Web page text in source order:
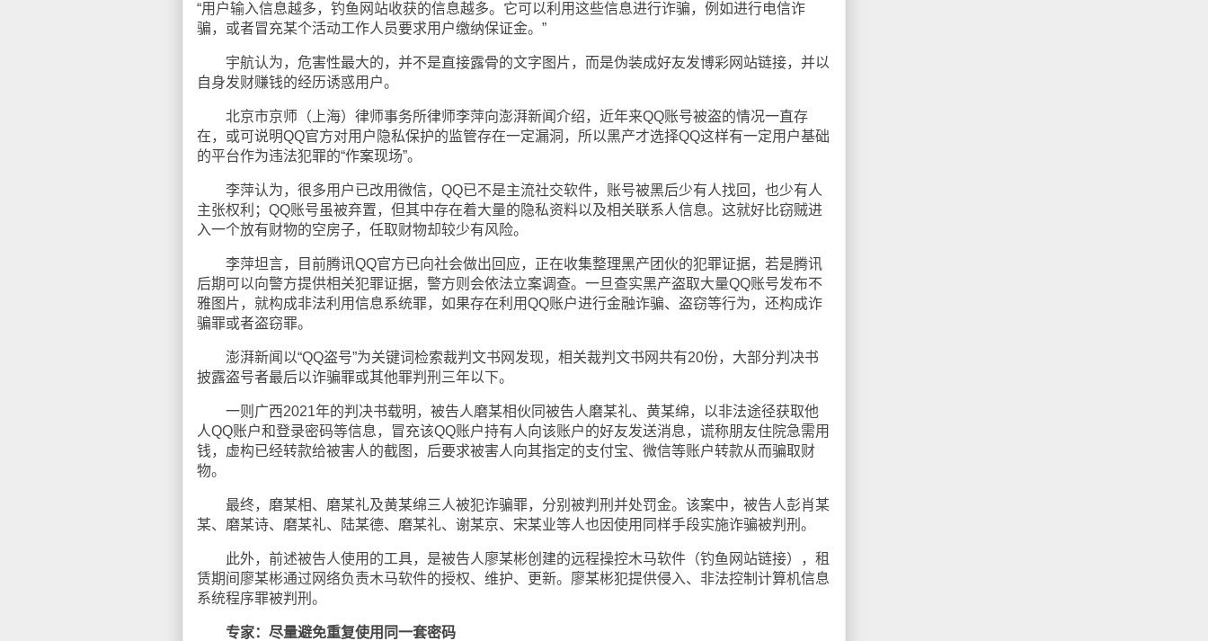
“用户输入信息越多，钓鱼网站收获的信息越多。它可以利用这些信息进行诈骗，例如进行电信诈
骗，或者冒充某个活动工作人员要求用户缴纳保证金。”
宇航认为，危害性最大的，并不是直接露骨的文字图片，而是伪装成好友发博彩网站链接，并以
自身发财赚钱的经历诱惑用户。
北京市京师（上海）律师事务所律师李萍向澎湃新闻介绍，近年来QQ账号被盗的情况一直存
在，或可说明QQ官方对用户隐私保护的监管存在一定漏洞，所以黑产才选择QQ这样有一定用户基础
的平台作为违法犯罪的“作案现场”。
李萍认为，很多用户已改用微信，QQ已不是主流社交软件，账号被黑后少有人找回，也少有人
主张权利；QQ账号虽被弃置，但其中存在着大量的隐私资料以及相关联系人信息。这就好比窃贼进
入一个放有财物的空房子，任取财物却较少有风险。
李萍坦言，目前腾讯QQ官方已向社会做出回应，正在收集整理黑产团伙的犯罪证据，若是腾讯
后期可以向警方提供相关犯罪证据，警方则会依法立案调查。一旦查实黑产盗取大量QQ账号发布不
雅图片，就构成非法利用信息系统罪，如果存在利用QQ账户进行金融诈骗、盗窃等行为，还构成诈
骗罪或者盗窃罪。
澎湃新闻以“QQ盗号”为关键词检索裁判文书网发现，相关裁判文书网共有20份，大部分判决书
披露盗号者最后以诈骗罪或其他罪判刑三年以下。
一则广西2021年的判决书载明，被告人磨某相伙同被告人磨某礼、黄某绵，以非法途径获取他
人QQ账户和登录密码等信息，冒充该QQ账户持有人向该账户的好友发送消息，谎称朋友住院急需用
钱，虚构已经转款给被害人的截图，后要求被害人向其指定的支付宝、微信等账户转款从而骗取财
物。
最终，磨某相、磨某礼及黄某绵三人被犯诈骗罪，分别被判刑并处罚金。该案中，被告人彭肖某
某、磨某诗、磨某礼、陆某德、磨某礼、谢某京、宋某业等人也因使用同样手段实施诈骗被判刑。
此外，前述被告人使用的工具，是被告人廖某彬创建的远程操控木马软件（钓鱼网站链接），租
赁期间廖某彬通过网络负责木马软件的授权、维护、更新。廖某彬犯提供侵入、非法控制计算机信息
系统程序罪被判刑。
专家：尽量避免重复使用同一套密码